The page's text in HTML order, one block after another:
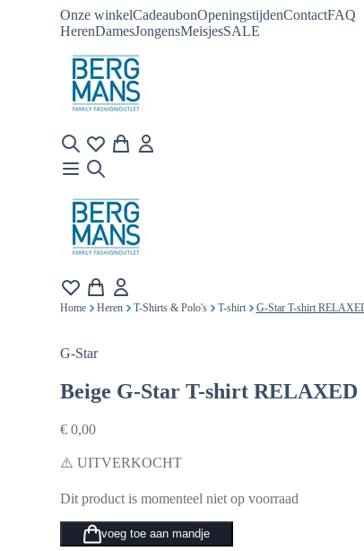
Onze winkelCadeaubonOpeningstijdenContactFAQ
HerenDamesJongensMeisjesSALE
Home Heren T-Shirts & Polo's T-shirt G-Star T-shirt
G-Star
Beige G-Star T-shirt RELAXED
€0,00
⚠️ UITVERKOCHT
Dit product is momenteel niet op voorraad
voeg toe aan mandje